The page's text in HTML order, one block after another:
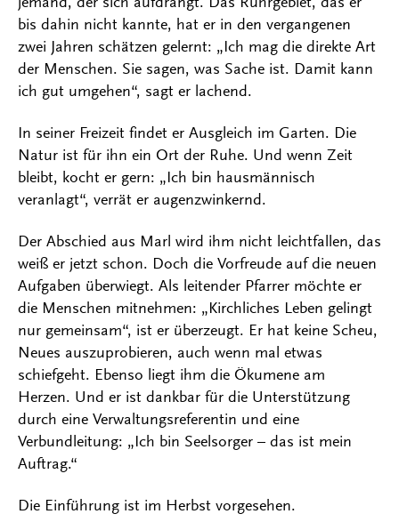
bis dahin nicht kannte, hat er in den vergangenen
zwei Jahren schätzen gelernt: „Ich mag die direkte Art
der Menschen. Sie sagen, was Sache ist. Damit kann
ich gut umgehen“, sagt er lachend.
In seiner Freizeit findet er Ausgleich im Garten. Die
Natur ist für ihn ein Ort der Ruhe. Und wenn Zeit
bleibt, kocht er gern: „Ich bin hausmännisch
veranlagt“, verrät er augenzwinkernd.
Der Abschied aus Marl wird ihm nicht leichtfallen, das
weiß er jetzt schon. Doch die Vorfreude auf die neuen
Aufgaben überwiegt. Als leitender Pfarrer möchte er
die Menschen mitnehmen: „Kirchliches Leben gelingt
nur gemeinsam“, ist er überzeugt. Er hat keine Scheu,
Neues auszuprobieren, auch wenn mal etwas
schiefgeht. Ebenso liegt ihm die Ökumene am
Herzen. Und er ist dankbar für die Unterstützung
durch eine Verwaltungsreferentin und eine
Verbundleitung: „Ich bin Seelsorger – das ist mein
Auftrag.“
Die Einführung ist im Herbst vorgesehen.